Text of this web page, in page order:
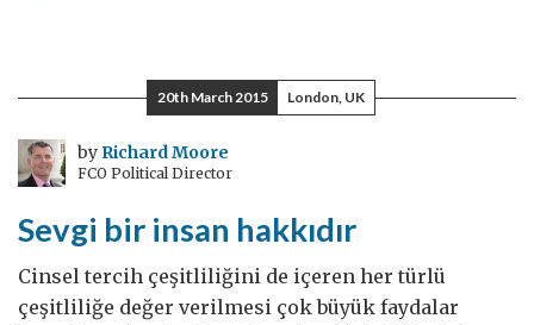
20th March 2015 London, UK
by Richard Moore
FCO Political Director
Sevgi bir insan hakkıdır
Cinsel tercih çeşitliliğini de içeren her türlü
çeşitliliğe değer verilmesi çok büyük faydalar